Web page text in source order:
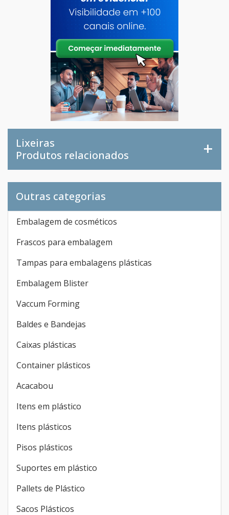
Lixeiras
Produtos relacionados
Outras categorias
Embalagem de cosméticos
Frascos para embalagem
Tampas para embalagens plásticas
Embalagem Blister
Vaccum Forming
Baldes e Bandejas
Caixas plásticas
Container plásticos
Acacabou
Itens em plástico
Itens plásticos
Pisos plásticos
Suportes em plástico
Pallets de Plástico
Sacos Plásticos